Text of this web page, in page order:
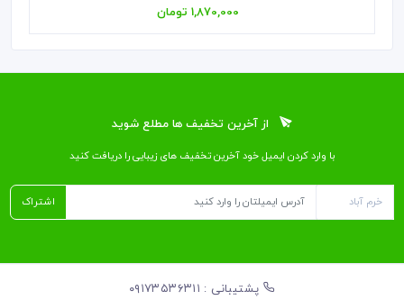
1,870,000 تومان
از آخرین تخفیف ها مطلع شوید
با وارد کردن ایمیل خود آخرین تخفیف ‌های زیبایی را دریافت کنید
اشتراک
پشتیبانی : ۰۹۱۷۳۵۳۶۳۱۱